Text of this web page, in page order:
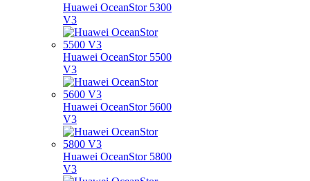
Huawei OceanStor 5300
V3
Huawei OceanStor 5500
V3
Huawei OceanStor 5600
V3
Huawei OceanStor 5800
V3